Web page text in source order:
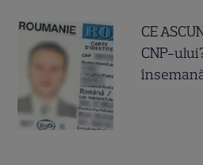
CE
CNP-